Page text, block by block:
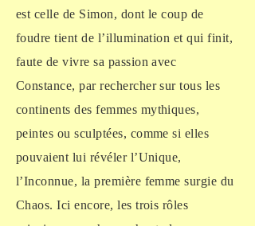
est celle de Simon, dont le coup de
foudre tient de l’illumination et qui finit,
faute de vivre sa passion avec
Constance, par rechercher sur tous les
continents des femmes mythiques,
peintes ou sculptées, comme si elles
pouvaient lui révéler l’Unique,
l’Inconnue, la première femme surgie du
Chaos. Ici encore, les trois rôles